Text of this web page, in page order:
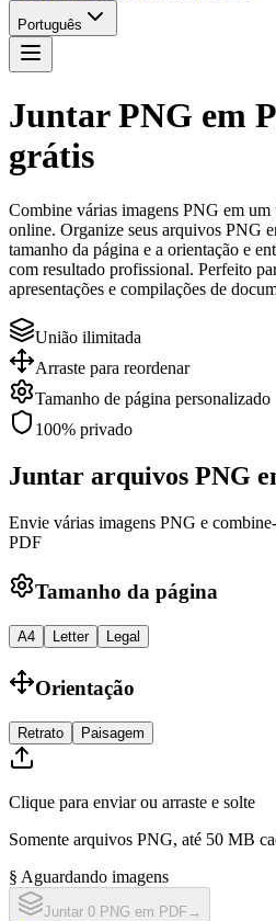
Português
Juntar PNG em
grátis
Combine várias imagens PNG em
online. Organize seus arquivos PNG
tamanho da página e a orientação e
com resultado profissional. Perfeito
apresentações e compilações de
União ilimitada
Arraste para reordenar
Tamanho de página personalizado
100% privado
Juntar arquivos PNG
Envie várias imagens PNG e
PDF
Tamanho da página
A4 Letter Legal
Orientação
Retrato Paisagem
Clique para enviar ou arraste e solte
Somente arquivos PNG, até 50 MB
§ Aguardando imagens
Juntar 0 PNG em PDF→